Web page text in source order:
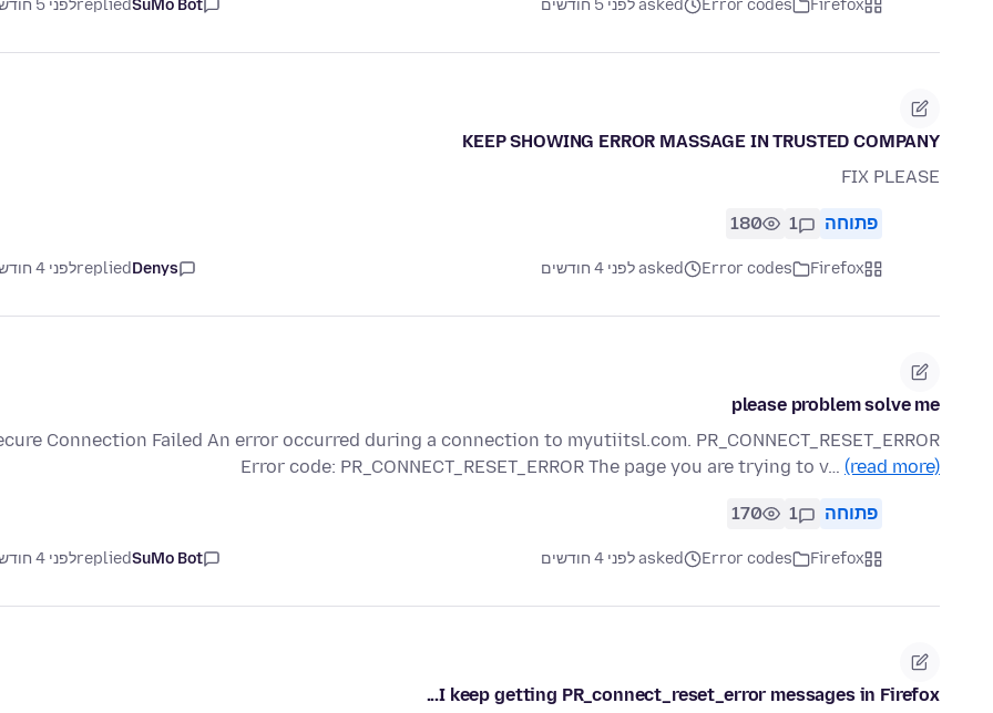
Firefox
Error codes asked לפני 5 חודשים SuMo Bot
repliedלפני 5 חודשים
KEEP SHOWING ERROR MASSAGE IN TRUSTED COMPANY
FIX PLEASE
פתוחה 1
180
Firefox
Error codes asked לפני 4 חודשים Denys
repliedלפני 4 חודשים
please problem solve me
Connection Failed An error occurred during a connection to myutiitsl.com. PR_CONNECT_RESET_ERROR
Error code: PR_CONNECT_RESET_ERROR The page you are trying to v… (read more)
פתוחה 1
170
Firefox
Error codes asked לפני 4 חודשים SuMo Bot
repliedלפני 4 חודשים
I keep getting PR_connect_reset_error messages in Firefox...